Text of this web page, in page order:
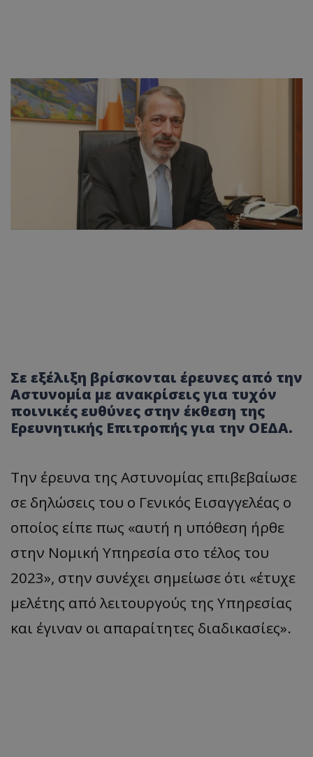
Σε εξέλιξη βρίσκονται έρευνες από την
Αστυνομία με ανακρίσεις για τυχόν
ποινικές ευθύνες στην έκθεση της
Ερευνητικής Επιτροπής για την ΟΕΔΑ.
Την έρευνα της Αστυνομίας επιβεβαίωσε
σε δηλώσεις του ο Γενικός Εισαγγελέας ο
οποίος είπε πως «αυτή η υπόθεση ήρθε
στην Νομική Υπηρεσία στο τέλος του
2023», στην συνέχει σημείωσε ότι «έτυχε
μελέτης από λειτουργούς της Υπηρεσίας
και έγιναν οι απαραίτητες διαδικασίες».